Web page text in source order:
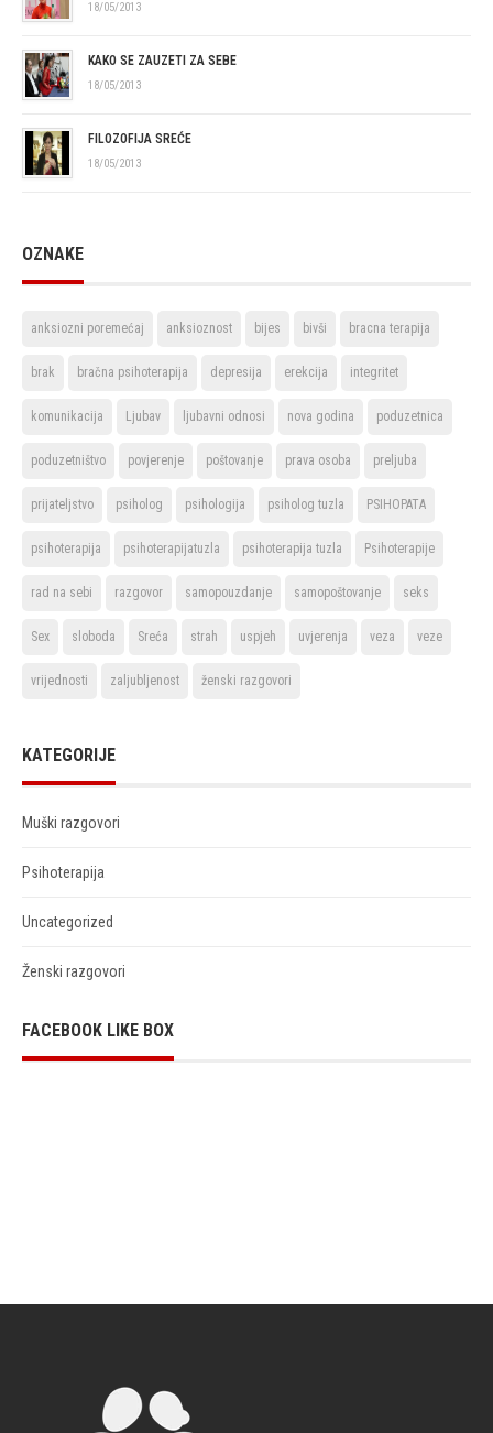
18/05/2013
KAKO SE ZAUZETI ZA SEBE
18/05/2013
FILOZOFIJA SREĆE
18/05/2013
OZNAKE
anksiozni poremećaj anksioznost bijes bivši bracna terapija
brak bračna psihoterapija depresija erekcija integritet
komunikacija Ljubav ljubavni odnosi nova godina poduzetnica
poduzetništvo povjerenje poštovanje prava osoba preljuba
prijateljstvo psiholog psihologija psiholog tuzla PSIHOPATA
psihoterapija psihoterapijatuzla psihoterapija tuzla Psihoterapije
rad na sebi razgovor samopouzdanje samopoštovanje seks
Sex sloboda Sreća strah uspjeh uvjerenja veza veze
vrijednosti zaljubljenost ženski razgovori
KATEGORIJE
Muški razgovori
Psihoterapija
Uncategorized
Ženski razgovori
FACEBOOK LIKE BOX